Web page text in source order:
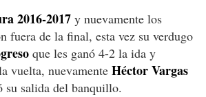
2016-2017 y nuevamente los
fuera de la final, esta vez su verdugo
que les ganó 4-2 la ida y
vuelta, nuevamente Héctor Vargas
su salida del banquillo.